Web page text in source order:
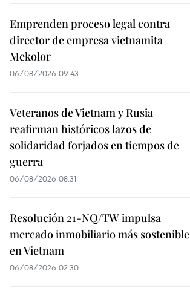
Emprenden proceso legal contra
director de empresa vietnamita
Mekolor
06/08/2026 09:43
Veteranos de Vietnam y Rusia
reafirman históricos lazos de
solidaridad forjados en tiempos de
guerra
06/08/2026 08:31
Resolución 21-NQ/TW impulsa
mercado inmobiliario más sostenible
en Vietnam
06/08/2026 02:30